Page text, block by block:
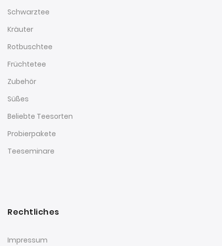
Schwarztee
Kräuter
Rotbuschtee
Früchtetee
Zubehör
Süßes
Beliebte Teesorten
Probierpakete
Teeseminare
Rechtliches
Impressum